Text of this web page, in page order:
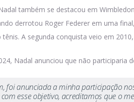
também se destacou em
derrotou Roger Federer em uma
tênis. A segunda conquista veio em
Nadal anunciou que não participaria
foi anunciada a minha participação
esse objetivo, acreditamos que o